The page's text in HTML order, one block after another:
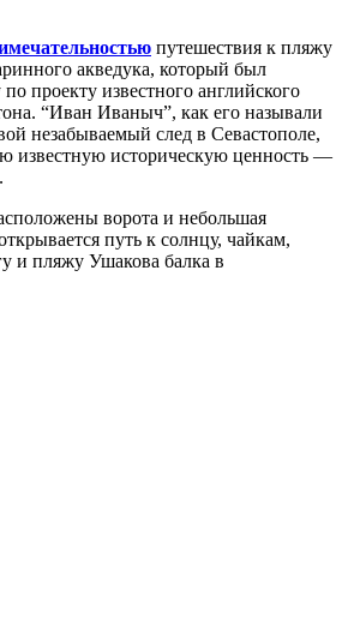
путешествия к пляжу
акведука, который был
проекту известного английского
“Иван Иваныч”, как его называли
незабываемый след в Севастополе,
известную историческую ценность —
.
ворота и небольшая
путь к солнцу, чайкам,
и пляжу Ушакова балка в